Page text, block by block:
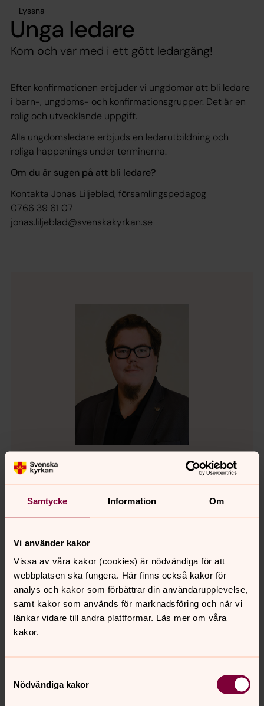
Samtycke Information Om
Vi använder kakor
Vissa av våra kakor (cookies) är nödvändiga för att
webbplatsen ska fungera. Här finns också kakor för
analys och kakor som förbättrar din användarupplevelse,
samt kakor som används för marknadsföring och när vi
länkar vidare till andra plattformar. Läs mer om våra
kakor.
Nödvändiga kakor
Lyssna
Unga ledare
Kom och var med i ett gött ledargäng!
Efter konfirmationen erbjuder vi ungdomar att bli ledare
i barn-, ungdoms- och konfirmationsgrupper. Det är en
rolig och utvecklande uppgift.
Alla ungdomsledare erbjuds en ledarutbildning och
roliga happenings under terminerna.
Om du är sugen på att bli ledare?
Kontakta Jonas Liljeblad, församlingspedagog
0766 39 61 07
jonas.liljeblad@svenskakyrkan.se
Jonas Liljeblad
Konfirmandsamordnare, Församlingspedagog,
Direkt:
0322-66 91 07
E-post:jonas.liljeblad@svenskakyrkan.se
Senast ändrad 13 mars 2025
Synpunkter eller frågor på sidans
innehåll?
Dela